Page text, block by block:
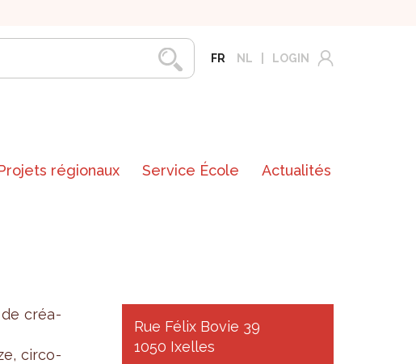
FR NL LOGIN
régionaux Service École Actualités
Rue Félix Bovie 39
1050 Ixelles
de créa­
cir­co­